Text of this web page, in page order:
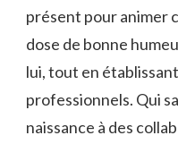
présent pour animer
dose de bonne
lui, tout en
professionnels. Qui
naissance à des